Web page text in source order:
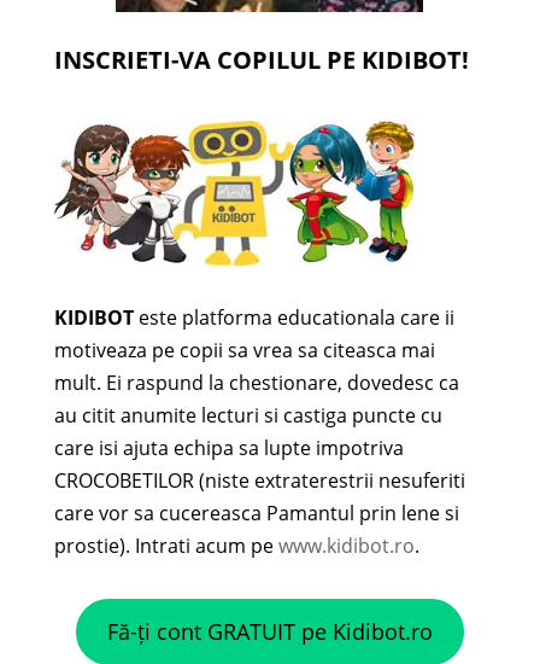
INSCRIETI-VA COPILUL PE KIDIBOT!
KIDIBOTeste platforma educationala care ii
motiveaza pe copii sa vrea sa citeasca mai
mult. Ei raspund la chestionare, dovedesc ca
au citit anumite lecturi si castiga puncte cu
care isi ajuta echipa sa lupte impotriva
CROCOBETILOR (niste extraterestrii nesuferiti
care vor sa cucereasca Pamantul prin lene si
prostie). Intrati acum pewww.kidibot.ro.
Fă-ți cont GRATUIT pe Kidibot.ro